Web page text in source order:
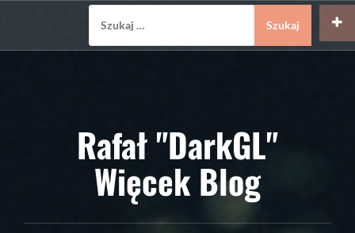
Rafał "DarkGL"
Więcek Blog